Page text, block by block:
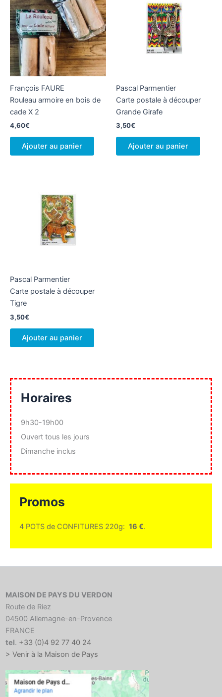
François FAURE
Rouleau armoire en bois de
cade X 2
4,60€
Ajouter au panier
Pascal Parmentier
Carte postale à découper
Grande Girafe
3,50€
Ajouter au panier
Pascal Parmentier
Carte postale à découper
Tigre
3,50€
Ajouter au panier
Horaires
9h30-19h00
Ouvert tous les jours
Dimanche inclus
Promos
4 POTS de CONFITURES 220g: 16 €.
MAISON DE PAYS DU VERDON
Route de Riez
04500 Allemagne-en-Provence
FRANCE
tel. +33 (0)4 92 77 40 24
> Venir à la Maison de Pays